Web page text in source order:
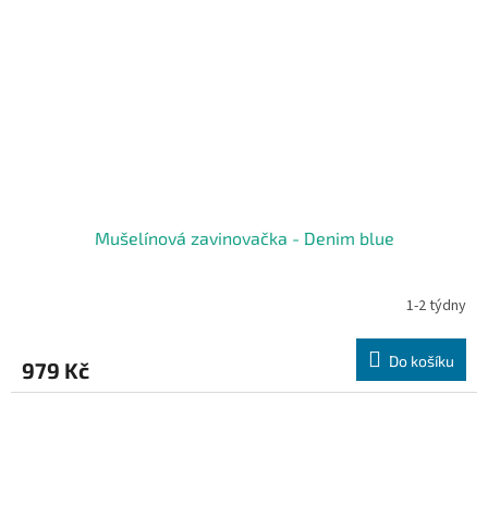
Mušelínová zavinovačka - Denim blue
1-2 týdny
979 Kč Do košíku